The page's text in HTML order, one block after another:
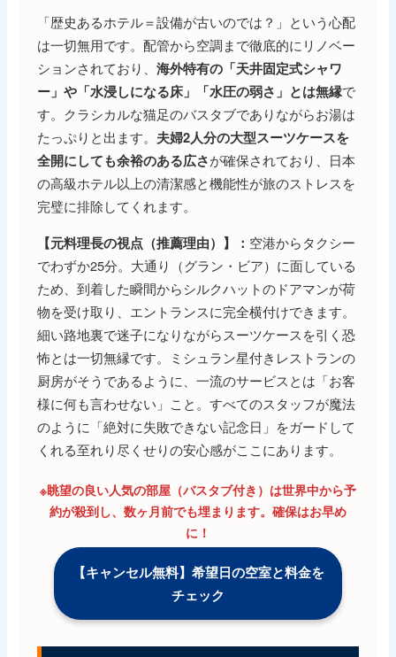
「歴史あるホテル＝設備が古いのでは？」という心配
は一切無用です。配管から空調まで徹底的にリノベー
ションされており、海外特有の「天井固定式シャワ
ー」や「水浸しになる床」「水圧の弱さ」とは無縁で
す。クラシカルな猫足のバスタブでありながらお湯は
たっぷりと出ます。 夫婦2人分の大型スーツケースを
全開にしても余裕のある広さが確保されており、日本
の高級ホテル以上の清潔感と機能性が旅のストレスを
完璧に排除してくれます。
【元料理長の視点（推薦理由）】： 空港からタクシー
でわずか25分。大通り（グラン・ビア）に面している
ため、到着した瞬間からシルクハットのドアマンが荷
物を受け取り、エントランスに完全横付けできます。
細い路地裏で迷子になりながらスーツケースを引く恐
怖とは一切無縁です。ミシュラン星付きレストランの
厨房がそうであるように、一流のサービスとは「お客
様に何も言わせない」こと。すべてのスタッフが魔法
のように「絶対に失敗できない記念日」をガードして
くれる至れり尽くせりの安心感がここにあります。
※眺望の良い人気の部屋（バスタブ付き）は世界中から予
約が殺到し、数ヶ月前でも埋まります。確保はお早め
に！
【キャンセル無料】希望日の空室と料金を
チェック